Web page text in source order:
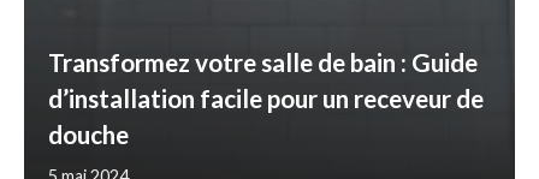
Transformez votre salle de bain : Guide
d’installation facile pour un receveur de
douche